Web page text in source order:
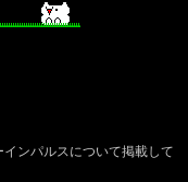
ンパルスについて掲載して